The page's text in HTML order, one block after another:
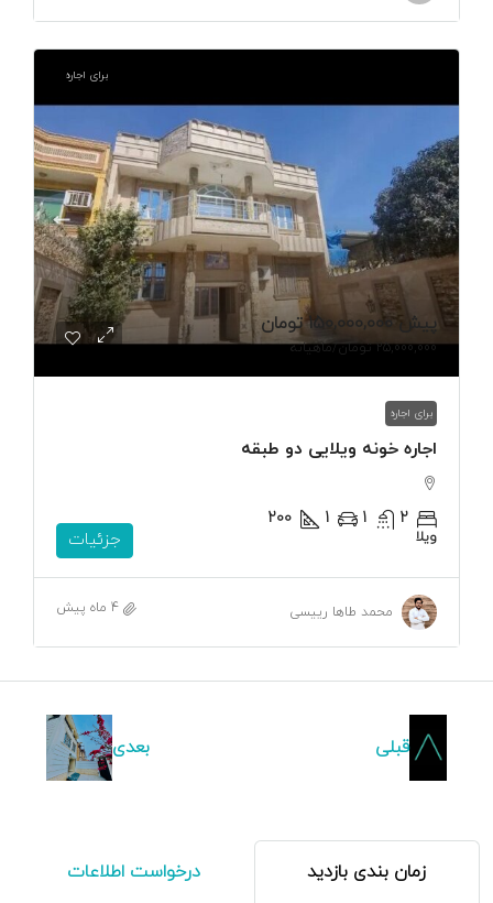
برای اجاره
پیش150,000,000 تومان
25,000,000 تومان /ماهیانه
برای اجاره
اجاره خونه ویلایی دو طبقه
2
1
1
200
ویلا جزئیات
محمد طاها رییسی 4 ماه پیش
قبلی بعدی
زمان بندی بازدید درخواست اطلاعات